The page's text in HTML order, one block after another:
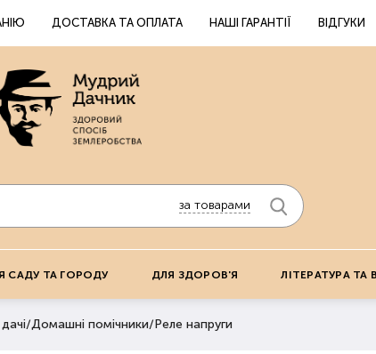
ДОСТАВКА ТА ОПЛАТА НАШІ ГАРАНТІЇ ВІДГУКИ
за товарами
САДУ ТА ГОРОДУ ДЛЯ ЗДОРОВ'Я ЛІТЕРАТУРА ТА
/Домашні помічники/Реле напруги